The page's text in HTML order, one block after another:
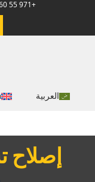
+971 55 5797960
العربية